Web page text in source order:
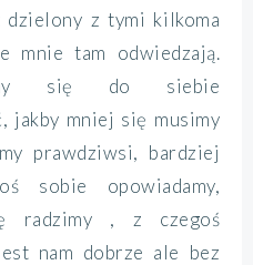
dzielony z tymi kilkoma
mnie tam odwiedzają.
się do siebie
jakby mniej się musimy
prawdziwsi, bardziej
sobie opowiadamy,
radzimy , z czegoś
nam dobrze ale bez